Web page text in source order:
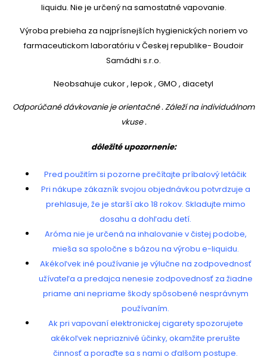
liquidu. Nie je určený na samostatné vapovanie.
Výroba prebieha za najprísnejších hygienických noriem vo
farmaceutickom laboratóriu v Českej republike- Boudoir
Samádhi s.r.o.
Neobsahuje cukor , lepok , GMO , diacetyl
Odporúčané dávkovanie je orientačné . Záleží na individuálnom
vkuse .
dôležité upozornenie:
Pred použitím si pozorne prečítajte príbalový letáčik
Pri nákupe zákazník svojou objednávkou potvrdzuje a
prehlasuje, že je starší ako 18 rokov. Skladujte mimo
dosahu a dohľadu detí.
Aróma nie je určená na inhalovanie v čistej podobe,
mieša sa spoločne s bázou na výrobu e-liquidu.
Akékoľvek iné používanie je výlučne na zodpovednosť
užívateľa a predajca nenesie zodpovednosť za žiadne
priame ani nepriame škody spôsobené nesprávnym
používaním.
Ak pri vapovaní elektronickej cigarety spozorujete
akékoľvek nepriaznivé účinky, okamžite prerušte
činnosť a poraďte sa s nami o ďalšom postupe.